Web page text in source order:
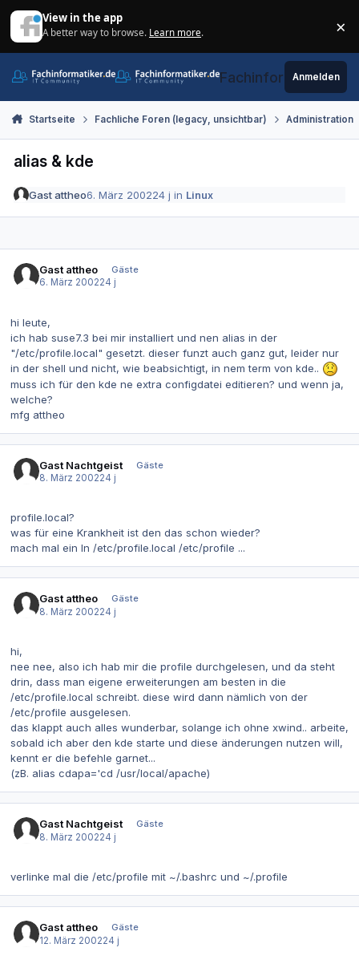
View in the app
A better way to browse. Learn more. ×
Fachinformatiker.de
Anmelden
Startseite Fachliche Foren (legacy, unsichtbar) Administration
alias & kde
Gast attheo6. März 200224 j in Linux
Gast attheo
Gäste
6. März 200224 j
hi leute,
ich hab suse7.3 bei mir installiert und nen alias in der
"/etc/profile.local" gesetzt. dieser funzt auch ganz gut, leider nur
in der shell und nicht, wie beabsichtigt, in nem term von kde..
muss ich für den kde ne extra configdatei editieren? und wenn ja,
welche?
mfg attheo
Gast Nachtgeist
Gäste
8. März 200224 j
profile.local?
was für eine Krankheit ist den das schon wieder?
mach mal ein ln /etc/profile.local /etc/profile ...
Gast attheo
Gäste
8. März 200224 j
hi,
nee nee, also ich hab mir die profile durchgelesen, und da steht
drin, dass man eigene erweiterungen am besten in die
/etc/profile.local schreibt. diese wird dann nämlich von der
/etc/profile ausgelesen.
das klappt auch alles wunderbar, solange ich ohne xwind.. arbeite,
sobald ich aber den kde starte und diese änderungen nutzen will,
kennt er die befehle garnet...
(zB. alias cdapa='cd /usr/local/apache)
Gast Nachtgeist
Gäste
8. März 200224 j
verlinke mal die /etc/profile mit ~/.bashrc und ~/.profile
Gast attheo
Gäste
12. März 200224 j